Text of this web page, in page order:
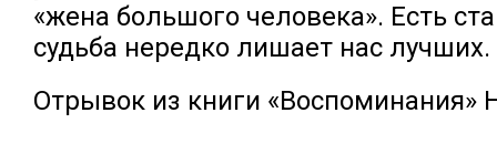
«жена большого человека». Есть
судьба нередко лишает нас лучших.
Отрывок из книги «Воспоминания»